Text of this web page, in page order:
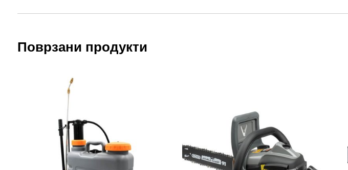
Поврзани продукти